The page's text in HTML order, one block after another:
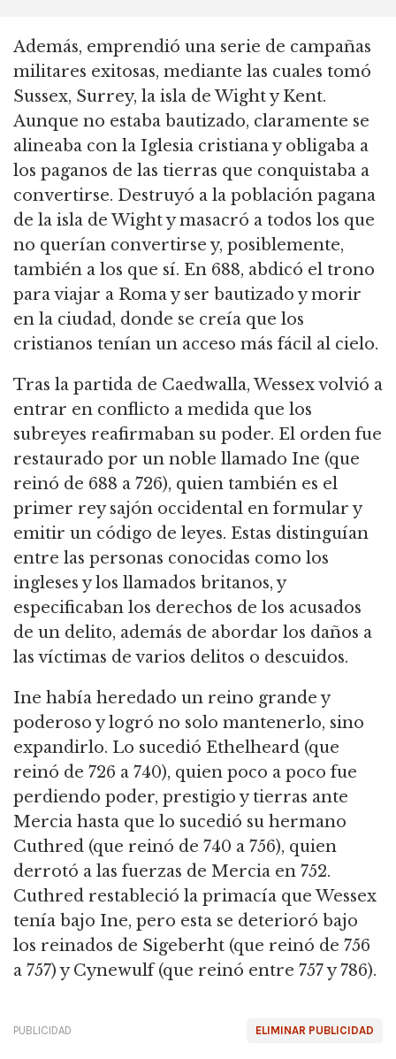
Además, emprendió una serie de campañas
militares exitosas, mediante las cuales tomó
Sussex, Surrey, la isla de Wight y Kent.
Aunque no estaba bautizado, claramente se
alineaba con la Iglesia cristiana y obligaba a
los paganos de las tierras que conquistaba a
convertirse. Destruyó a la población pagana
de la isla de Wight y masacró a todos los que
no querían convertirse y, posiblemente,
también a los que sí. En 688, abdicó el trono
para viajar a Roma y ser bautizado y morir
en la ciudad, donde se creía que los
cristianos tenían un acceso más fácil al cielo.
Tras la partida de Caedwalla, Wessex volvió a
entrar en conflicto a medida que los
subreyes reafirmaban su poder. El orden fue
restaurado por un noble llamado Ine (que
reinó de 688 a 726), quien también es el
primer rey sajón occidental en formular y
emitir un código de leyes. Estas distinguían
entre las personas conocidas como los
ingleses y los llamados britanos, y
especificaban los derechos de los acusados
de un delito, además de abordar los daños a
las víctimas de varios delitos o descuidos.
Ine había heredado un reino grande y
poderoso y logró no solo mantenerlo, sino
expandirlo. Lo sucedió Ethelheard (que
reinó de 726 a 740), quien poco a poco fue
perdiendo poder, prestigio y tierras ante
Mercia hasta que lo sucedió su hermano
Cuthred (que reinó de 740 a 756), quien
derrotó a las fuerzas de Mercia en 752.
Cuthred restableció la primacía que Wessex
tenía bajo Ine, pero esta se deterioró bajo
los reinados de Sigeberht (que reinó de 756
a 757) y Cynewulf (que reinó entre 757 y 786).
ELIMINAR PUBLICIDAD
PUBLICIDAD